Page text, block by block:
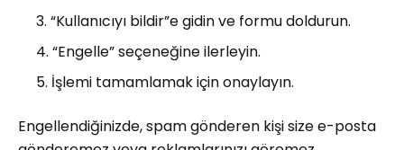
“Kullanıcıyı bildir”e gidin ve formu doldurun.
“Engelle” seçeneğine ilerleyin.
İşlemi tamamlamak için onaylayın.
Engellendiğinizde, spam gönderen kişi size e-posta